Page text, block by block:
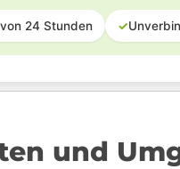
24 Stunden ✓
und